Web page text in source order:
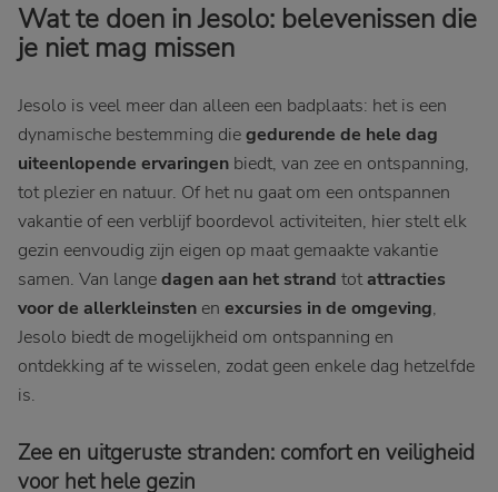
Wat te doen in Jesolo: belevenissen die
je niet mag missen
Jesolo is veel meer dan alleen een badplaats: het is een
dynamische bestemming diegedurende de hele dag
uiteenlopende ervaringen biedt, van zee en ontspanning,
tot plezier en natuur. Of het nu gaat om een ontspannen
vakantie of een verblijf boordevol activiteiten, hier stelt elk
gezin eenvoudig zijn eigen op maat gemaakte vakantie
samen. Van langedagen aan het strand totattracties
voor de allerkleinsten en excursies in de omgeving,
Jesolo biedt de mogelijkheid om ontspanning en
ontdekking af te wisselen, zodat geen enkele dag hetzelfde
is.
Zee en uitgeruste stranden: comfort en veiligheid
voor het hele gezin